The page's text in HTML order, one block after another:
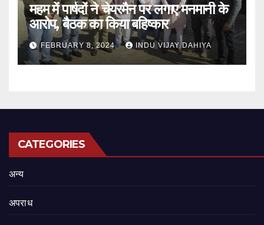
महम में पार्षदों ने चेयरमैन पर लगाए मनमानी के
आरोप, बैठक का किया बहिष्कार
FEBRUARY 8, 2024 INDU VIJAY DAHIYA
CATEGORIES
अन्य
अपराध